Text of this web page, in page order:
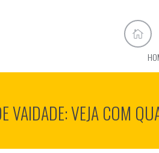
VAIDADE: VEJA COM